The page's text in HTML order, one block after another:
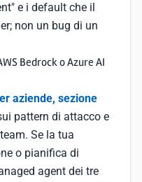
e i default che il
non un bug di un
Bedrock o Azure AI
aziende, sezione
pattern di attacco e
Se la tua
o pianifica di
agent dei tre